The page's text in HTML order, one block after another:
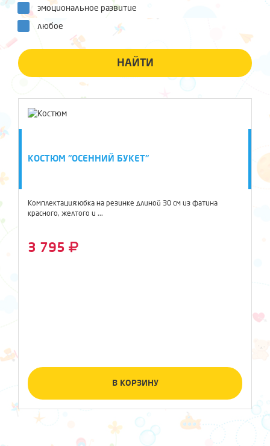
эмоциональное развитие
любое
НАЙТИ
КОСТЮМ "ОСЕННИЙ БУКЕТ"
Комплектация:юбка на резинке длиной 30 см из фатина
красного, желтого и ...
3 795
В КОРЗИНУ